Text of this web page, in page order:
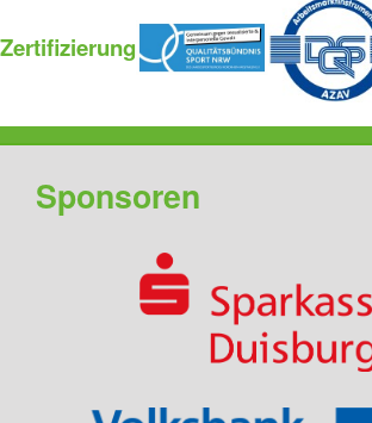
Zertifizierung
Sponsoren